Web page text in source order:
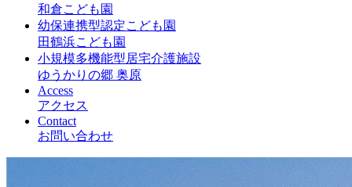
和倉こども園
幼保連携型認定こども園
田鶴浜こども園
小規模多機能型居宅介護施設
ゆうかりの郷 奥原
Access
アクセス
Contact
お問い合わせ